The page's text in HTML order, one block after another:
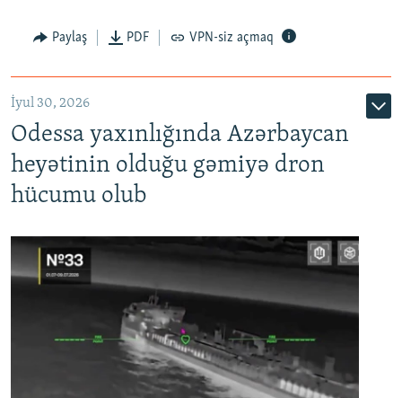
Paylaş PDF VPN-siz açmaq
İyul 30, 2026
Odessa yaxınlığında Azərbaycan
heyətinin olduğu gəmiyə dron
hücumu olub